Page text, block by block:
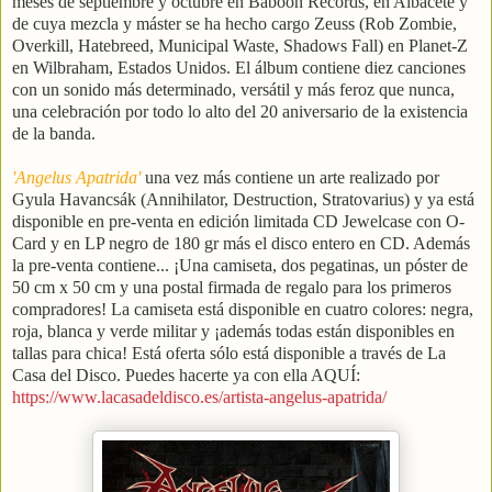
de cuya mezcla y máster se ha hecho cargo Zeuss (Rob Zombie,
Overkill, Hatebreed, Municipal Waste, Shadows Fall) en Planet-Z
en Wilbraham, Estados Unidos. El álbum contiene diez canciones
con un sonido más determinado, versátil y más feroz que nunca,
una celebración por todo lo alto del 20 aniversario de la existencia
de la banda.
'Angelus Apatrida'una vez más contiene un arte realizado por
Gyula Havancsák (Annihilator, Destruction, Stratovarius) y ya está
disponible en pre-venta en edición limitada CD Jewelcase con O-
Card y en LP negro de 180 gr más el disco entero en CD. Además
la pre-venta contiene... ¡Una camiseta, dos pegatinas, un póster de
50 cm x 50 cm y una postal firmada de regalo para los primeros
compradores! La camiseta está disponible en cuatro colores: negra,
roja, blanca y verde militar y ¡además todas están disponibles en
tallas para chica! Está oferta sólo está disponible a través de La
Casa del Disco. Puedes hacerte ya con ella AQUÍ:
https://www.lacasadeldisco.es/artista-angelus-apatrida/